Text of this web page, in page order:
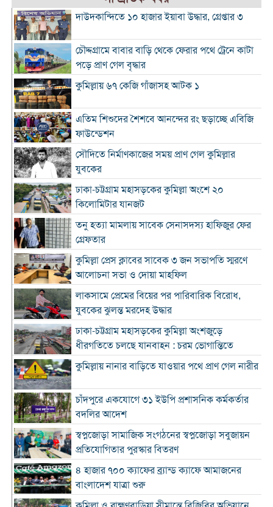
দাউদকান্দিতে ১০ হাজার ইয়াবা উদ্ধার, গ্রেপ্তার ৩
চৌদ্দগ্রামে বাবার বাড়ি থেকে ফেরার পথে ট্রেনে কাটা
পড়ে প্রাণ গেল বৃদ্ধার
কুমিল্লায় ৬৭ কেজি গাঁজাসহ আটক ১
এতিম শিশুদের শৈশবে আনন্দের রং ছড়াচ্ছে এবিজি
ফাউন্ডেশন
সৌদিতে নির্মাণকাজের সময় প্রাণ গেল কুমিল্লার
যুবকের
ঢাকা-চট্টগ্রাম মহাসড়কের কুমিল্লা অংশে ২০
কিলোমিটার যানজট
তনু হত্যা মামলায় সাবেক সেনাসদস্য হাফিজুর ফের
গ্রেফতার
কুমিল্লা প্রেস ক্লাবের সাবেক ৩ জন সভাপতি স্মরণে
আলোচনা সভা ও দোয়া মাহফিল
লাকসামে প্রেমের বিয়ের পর পারিবারিক বিরোধ,
যুবকের ঝুলন্ত মরদেহ উদ্ধার
ঢাকা-চট্টগ্রাম মহাসড়কের কুমিল্লা অংশজুড়ে
ধীরগতিতে চলছে যানবাহন : চরম ভোগান্তিতে
কুমিল্লায় নানার বাড়িতে যাওয়ার পথে প্রাণ গেল নারীর
চাঁদপুরে একযোগে ৩১ ইউপি প্রশাসনিক কর্মকর্তার
বদলির আদেশ
স্বপ্নজোড়া সামাজিক সংগঠনের স্বপ্নজোড়া সবুজায়ন
প্রতিযোগিতার পুরস্কার বিতরণ
৪ হাজার ৭০০ ক্যাফের ব্র্যান্ড ক্যাফে আমাজনের
বাংলাদেশ যাত্রা শুরু